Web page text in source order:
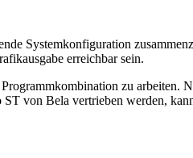
Systemkonfiguration
erreichbar sein.
zu
von Bela vertrieben werden,